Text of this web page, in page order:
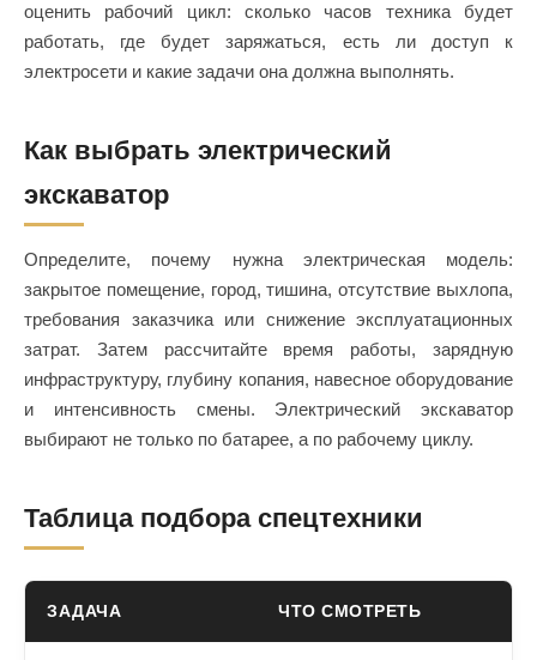
оценить рабочий цикл: сколько часов техника будет
работать, где будет заряжаться, есть ли доступ к
электросети и какие задачи она должна выполнять.
Как выбрать электрический
экскаватор
Определите, почему нужна электрическая модель:
закрытое помещение, город, тишина, отсутствие выхлопа,
требования заказчика или снижение эксплуатационных
затрат. Затем рассчитайте время работы, зарядную
инфраструктуру, глубину копания, навесное оборудование
и интенсивность смены. Электрический экскаватор
выбирают не только по батарее, а по рабочему циклу.
Таблица подбора спецтехники
ЗАДАЧА ЧТО СМОТРЕТЬ